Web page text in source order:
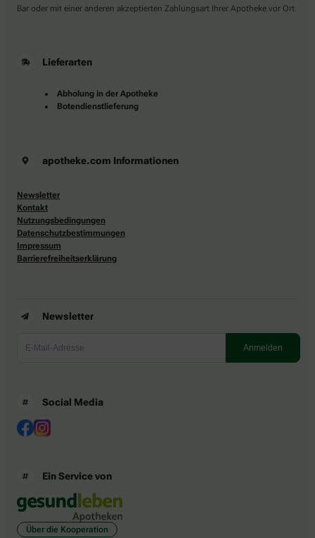
Bar oder mit einer anderen akzeptierten Zahlungsart Ihrer Apotheke vor Ort.
Lieferarten
Abholung in der Apotheke
Botendienstlieferung
apotheke.com Informationen
Newsletter
Kontakt
Nutzungsbedingungen
Datenschutzbestimmungen
Impressum
Barrierefreiheitserklärung
Newsletter
Social Media
Ein Service von
Über die Kooperation